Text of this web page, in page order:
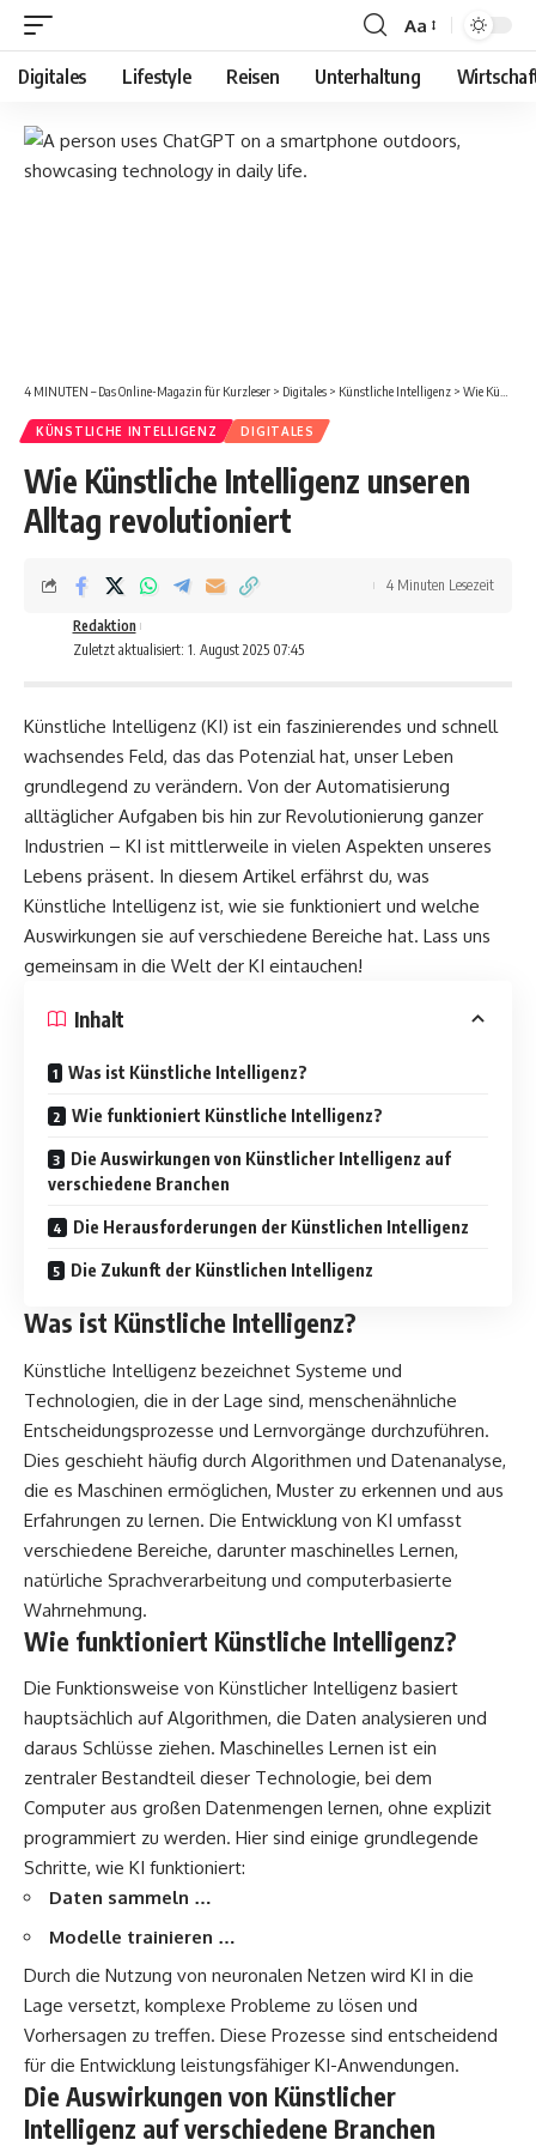
Schriftgröße
ändern
Aa
Digitales Lifestyle Reisen Unterhaltung
4 MINUTEN – Das Online-Magazin für Kurzleser > Digitales > Künstliche Intelligenz > Wie Künstliche Intelligenz unseren Alltag revolutioniert
KÜNSTLICHE INTELLIGENZ DIGITALES
Wie Künstliche Intelligenz unseren
Alltag revolutioniert
Zuletzt aktualisiert: 1. August 2025 07:45
Redaktion
4 Minuten Lesezeit
Künstliche Intelligenz (KI) ist ein faszinierendes und schnell
wachsendes Feld, das das Potenzial hat, unser Leben
grundlegend zu verändern. Von der Automatisierung
alltäglicher Aufgaben bis hin zur Revolutionierung ganzer
Industrien – KI ist mittlerweile in vielen Aspekten unseres
Lebens präsent. In diesem Artikel erfährst du, was
Künstliche Intelligenz ist, wie sie funktioniert und welche
Auswirkungen sie auf verschiedene Bereiche hat. Lass uns
gemeinsam in die Welt der KI eintauchen!
Inhalt
Was ist Künstliche Intelligenz?
Wie funktioniert Künstliche Intelligenz?
Die Auswirkungen von Künstlicher Intelligenz auf
verschiedene Branchen
Die Herausforderungen der Künstlichen Intelligenz
Die Zukunft der Künstlichen Intelligenz
Was ist Künstliche Intelligenz?
Künstliche Intelligenz bezeichnet Systeme und
Technologien, die in der Lage sind, menschenähnliche
Entscheidungsprozesse und Lernvorgänge durchzuführen.
Dies geschieht häufig durch Algorithmen und Datenanalyse,
die es Maschinen ermöglichen, Muster zu erkennen und aus
Erfahrungen zu lernen. Die Entwicklung von KI umfasst
verschiedene Bereiche, darunter maschinelles Lernen,
natürliche Sprachverarbeitung und computerbasierte
Wahrnehmung.
Wie funktioniert Künstliche Intelligenz?
Die Funktionsweise von Künstlicher Intelligenz basiert
hauptsächlich auf Algorithmen, die Daten analysieren und
daraus Schlüsse ziehen. Maschinelles Lernen ist ein
zentraler Bestandteil dieser Technologie, bei dem
Computer aus großen Datenmengen lernen, ohne explizit
programmiert zu werden. Hier sind einige grundlegende
Schritte, wie KI funktioniert:
Daten sammeln …
Modelle trainieren …
Durch die Nutzung von neuronalen Netzen wird KI in die
Lage versetzt, komplexe Probleme zu lösen und
Vorhersagen zu treffen. Diese Prozesse sind entscheidend
für die Entwicklung leistungsfähiger KI-Anwendungen.
Die Auswirkungen von Künstlicher
Intelligenz auf verschiedene Branchen